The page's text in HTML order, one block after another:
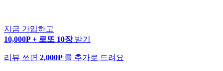
지금 가입하고
10,000P + 로또 10장 받기
리뷰 쓰면 2,000P 를 추가로 드려요